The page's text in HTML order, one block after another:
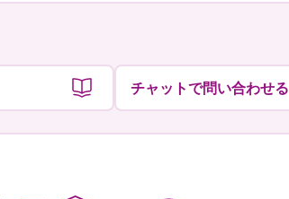
チャットで問い合わせる